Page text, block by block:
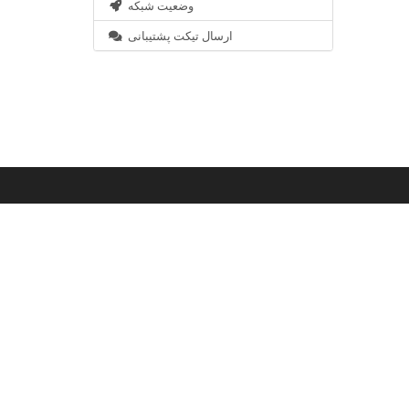
وضعیت شبکه
ارسال تیکت پشتیبانی